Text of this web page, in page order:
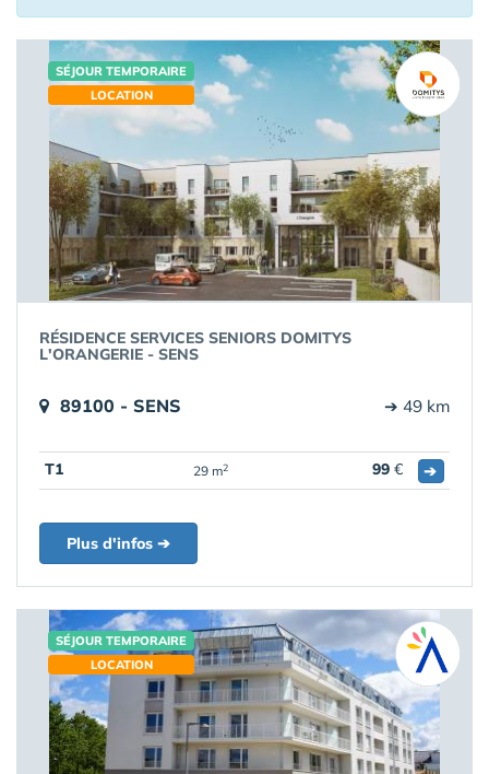
SÉJOUR TEMPORAIRE
LOCATION
RÉSIDENCE SERVICES SENIORS DOMITYS
L'ORANGERIE - SENS
89100 - SENS ➔ 49 km
T1 29 m2 99 € ➔
Plus d'infos ➔
SÉJOUR TEMPORAIRE
LOCATION